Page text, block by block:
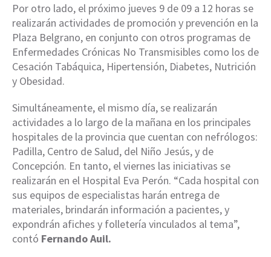
Por otro lado, el próximo jueves 9 de 09 a 12 horas se
realizarán actividades de promoción y prevención en la
Plaza Belgrano, en conjunto con otros programas de
Enfermedades Crónicas No Transmisibles como los de
Cesación Tabáquica, Hipertensión, Diabetes, Nutrición
y Obesidad.
Simultáneamente, el mismo día, se realizarán
actividades a lo largo de la mañana en los principales
hospitales de la provincia que cuentan con nefrólogos:
Padilla, Centro de Salud, del Niño Jesús, y de
Concepción. En tanto, el viernes las iniciativas se
realizarán en el Hospital Eva Perón. “Cada hospital con
sus equipos de especialistas harán entrega de
materiales, brindarán información a pacientes, y
expondrán afiches y folletería vinculados al tema”,
contó Fernando Auil.